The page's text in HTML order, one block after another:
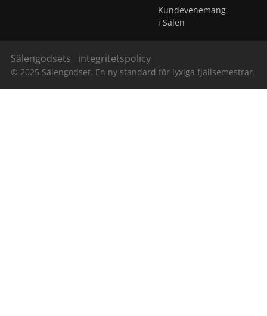
Kundevenemang
i Sälen
© 2025 Sälengodset. En ny standard för lyxiga fjällsemestrar.
Sälengodsets integritetspolicy